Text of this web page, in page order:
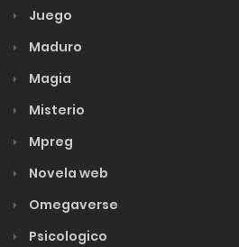
Juego
Maduro
Magia
Misterio
Mpreg
Novela web
Omegaverse
Psicologico